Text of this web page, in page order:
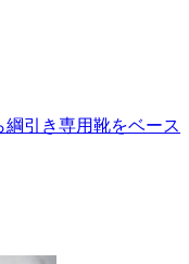
綱引き専用靴をベース